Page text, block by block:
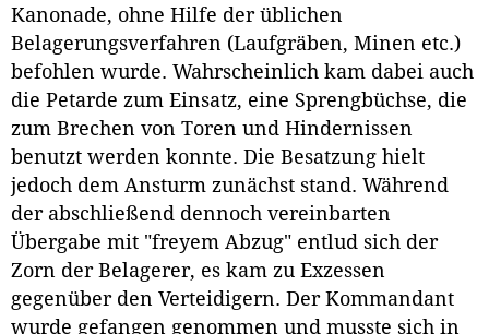
Kanonade, ohne Hilfe der üblichen
Belagerungsverfahren (Laufgräben, Minen etc.)
befohlen wurde. Wahrscheinlich kam dabei auch
die Petarde zum Einsatz, eine Sprengbüchse, die
zum Brechen von Toren und Hindernissen
benutzt werden konnte. Die Besatzung hielt
jedoch dem Ansturm zunächst stand. Während
der abschließend dennoch vereinbarten
Übergabe mit "freyem Abzug" entlud sich der
Zorn der Belagerer, es kam zu Exzessen
gegenüber den Verteidigern. Der Kommandant
wurde gefangen genommen und musste sich in